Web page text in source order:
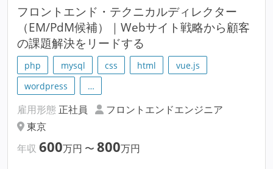
フロントエンド・テクニカルディレクター
（EM/PdM候補）｜Webサイト戦略から顧客
の課題解決をリードする
php mysql css html
vue.js
wordpress
…
雇用形態 正社員
フロントエンドエンジニア
東京
年収 600万円 〜 800万円